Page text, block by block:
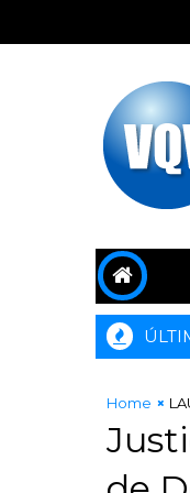
Home